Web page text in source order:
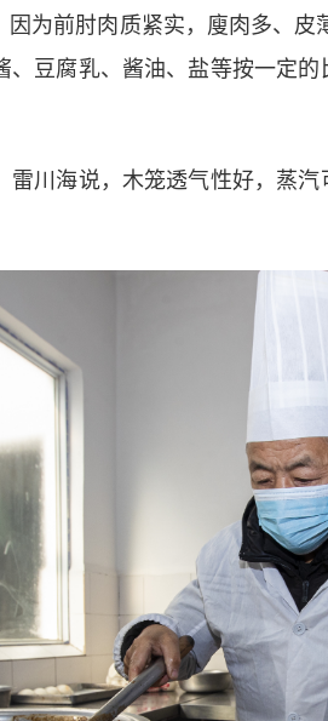
前肘肉质紧实，廋肉多、皮
、豆腐乳、酱油、盐等按一定
海说，木笼透气性好，蒸汽